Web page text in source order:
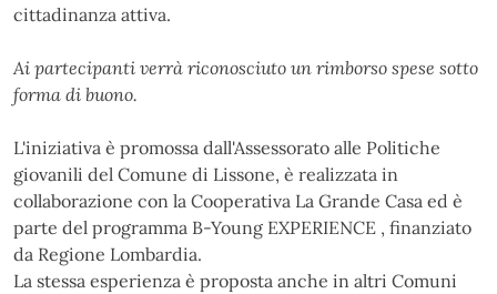
cittadinanza attiva.
Ai partecipanti verrà riconosciuto un rimborso spese sotto
forma di buono.
L'iniziativa è promossa dall'Assessorato alle Politiche
giovanili del Comune di Lissone, è realizzata in
collaborazione con la Cooperativa La Grande Casa ed è
parte del programma B-Young EXPERIENCE , finanziato
da Regione Lombardia.
La stessa esperienza è proposta anche in altri Comuni